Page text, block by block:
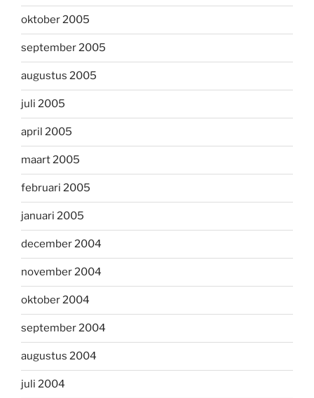
oktober 2005
september 2005
augustus 2005
juli 2005
april 2005
maart 2005
februari 2005
januari 2005
december 2004
november 2004
oktober 2004
september 2004
augustus 2004
juli 2004